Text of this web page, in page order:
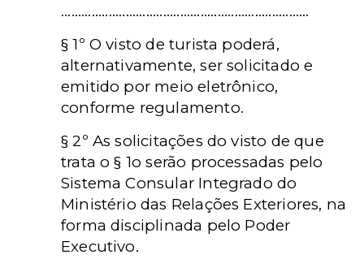
.........................................................................
§ 1º O visto de turista poderá,
alternativamente, ser solicitado e
emitido por meio eletrônico,
conforme regulamento.
§ 2º As solicitações do visto de que
trata o § 1o serão processadas pelo
Sistema Consular Integrado do
Ministério das Relações Exteriores, na
forma disciplinada pelo Poder
Executivo.